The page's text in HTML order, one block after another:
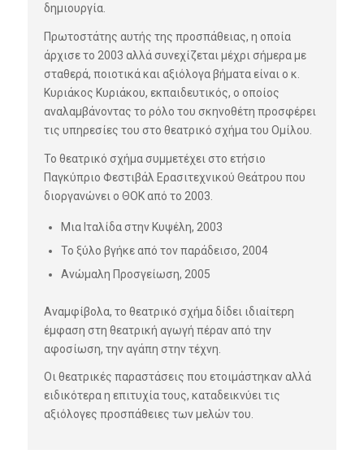
δημιουργία.
Πρωτοστάτης αυτής της προσπάθειας, η οποία
άρχισε το 2003 αλλά συνεχίζεται μέχρι σήμερα με
σταθερά, ποιοτικά και αξιόλογα βήματα είναι ο κ.
Κυριάκος Κυριάκου, εκπαιδευτικός, ο οποίος
αναλαμβάνοντας το ρόλο του σκηνοθέτη προσφέρει
τις υπηρεσίες του στο θεατρικό σχήμα του Ομίλου.
Το θεατρικό σχήμα συμμετέχει στο ετήσιο
Παγκύπριο Φεστιβάλ Ερασιτεχνικού Θεάτρου που
διοργανώνει ο ΘΟΚ από το 2003.
Μια Ιταλίδα στην Κυψέλη, 2003
Το ξύλο βγήκε από τον παράδεισο, 2004
Ανώμαλη Προσγείωση, 2005
Αναμφίβολα, το θεατρικό σχήμα δίδει ιδιαίτερη
έμφαση στη θεατρική αγωγή πέραν από την
αφοσίωση, την αγάπη στην τέχνη.
Οι θεατρικές παραστάσεις που ετοιμάστηκαν αλλά
ειδικότερα η επιτυχία τους, καταδεικνύει τις
αξιόλογες προσπάθειες των μελών του.